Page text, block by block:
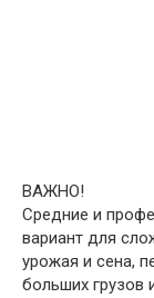
ВАЖНО!
Средние и
вариант для
урожая и сена,
больших грузов